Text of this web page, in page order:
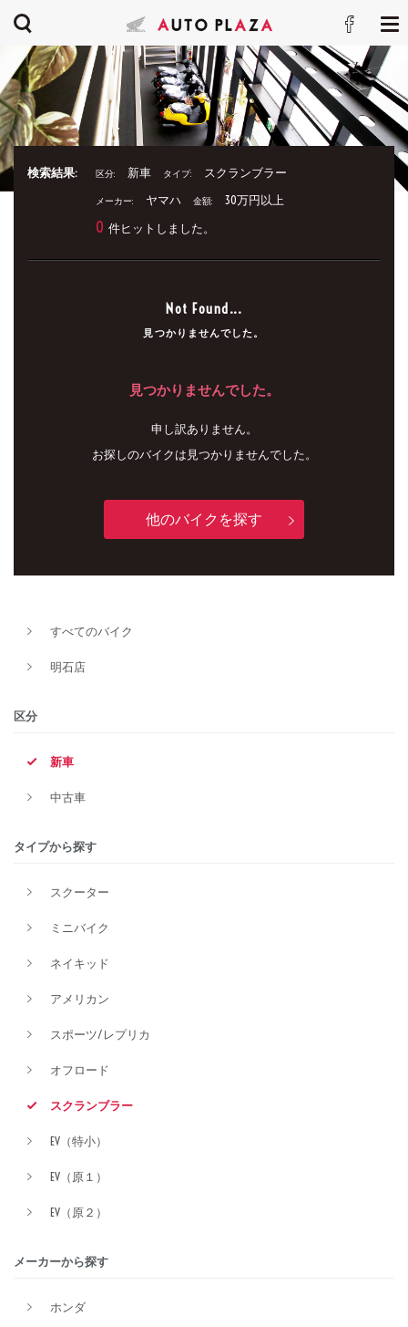
検索結果: 区分: 新車 タイプ: スクランブラー
メーカー: ヤマハ 金額: 30万円以上
0 件ヒットしました。
Not Found...
見つかりませんでした。
見つかりませんでした。
申し訳ありません。
お探しのバイクは見つかりませんでした。
他のバイクを探す
すべてのバイク
明石店
区分
新車
中古車
タイプから探す
スクーター
ミニバイク
ネイキッド
アメリカン
スポーツ/レプリカ
オフロード
スクランブラー
EV（特小）
EV（原１）
EV（原２）
メーカーから探す
ホンダ
新車
タイプ
価格